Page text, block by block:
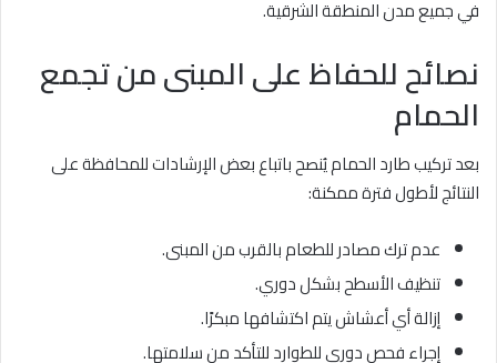
في جميع مدن المنطقة الشرقية.
نصائح للحفاظ على المبنى من تجمع
الحمام
بعد تركيب طارد الحمام يُنصح باتباع بعض الإرشادات للمحافظة على
النتائج لأطول فترة ممكنة:
عدم ترك مصادر للطعام بالقرب من المبنى.
تنظيف الأسطح بشكل دوري.
إزالة أي أعشاش يتم اكتشافها مبكرًا.
إجراء فحص دوري للطوارد للتأكد من سلامتها.